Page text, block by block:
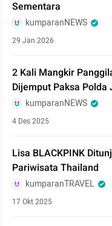
Sementara
kumparanNEWS
29 Jan 2026
2 Kali Mangkir
Dijemput Paksa Polda
kumparanNEWS
4 Des 2025
Lisa BLACKPINK
Pariwisata Thailand
kumparanTRAVEL
17 Okt 2025